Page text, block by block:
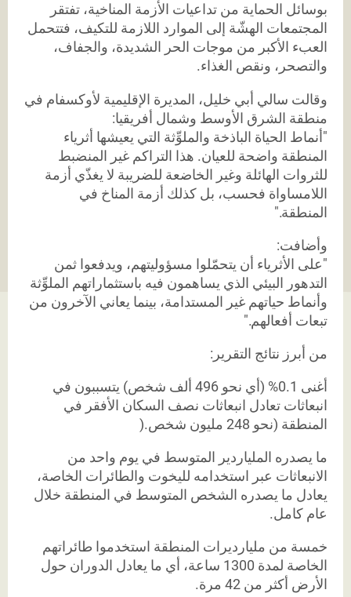
بوسائل الحماية من تداعيات الأزمة المناخية، تفتقر
المجتمعات الهشّة إلى الموارد اللازمة للتكيف، فتتحمل
العبء الأكبر من موجات الحر الشديدة، والجفاف،
والتصحر، ونقص الغذاء.
وقالت سالي أبي خليل، المديرة الإقليمية لأوكسفام في
منطقة الشرق الأوسط وشمال أفريقيا:
"أنماط الحياة الباذخة والملوِّثة التي يعيشها أثرياء
المنطقة واضحة للعيان. هذا التراكم غير المنضبط
للثروات الهائلة وغير الخاضعة للضريبة لا يغذّي أزمة
اللامساواة فحسب، بل كذلك أزمة المناخ في
المنطقة."
وأضافت:
"على الأثرياء أن يتحمّلوا مسؤوليتهم، ويدفعوا ثمن
التدهور البيئي الذي يساهمون فيه باستثماراتهم الملوِّثة
وأنماط حياتهم غير المستدامة، بينما يعاني الآخرون من
تبعات أفعالهم."
من أبرز نتائج التقرير:
أغنى 0.1% (أي نحو 496 ألف شخص) يتسببون في
انبعاثات تعادل انبعاثات نصف السكان الأفقر في
المنطقة (نحو 248 مليون شخص.(
ما يصدره الملياردير المتوسط في يوم واحد من
الانبعاثات عبر استخدامه لليخوت والطائرات الخاصة،
يعادل ما يصدره الشخص المتوسط في المنطقة خلال
عام كامل.
خمسة من مليارديرات المنطقة استخدموا طائراتهم
الخاصة لمدة 1300 ساعة، أي ما يعادل الدوران حول
الأرض أكثر من 42 مرة.